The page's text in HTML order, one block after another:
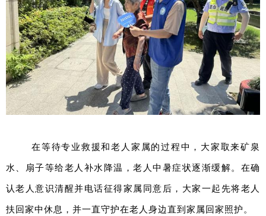
在等待专业救援和老人家属的过程中，大家取来矿泉
水、扇子等给老人补水降温，老人中暑症状逐渐缓解。在确
认老人意识清醒并电话征得家属同意后，大家一起先将老人
扶回家中休息，并一直守护在老人身边直到家属回家照护。